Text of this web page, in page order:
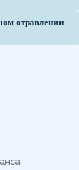
отравлении